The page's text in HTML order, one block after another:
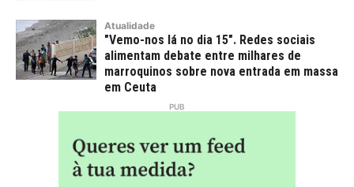
Atualidade
"Vemo-nos lá no dia 15". Redes sociais
alimentam debate entre milhares de
marroquinos sobre nova entrada em massa
em Ceuta